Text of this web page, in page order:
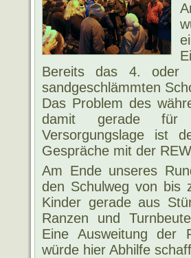
Bereits das 4. oder
sandgeschlämmten
Das Problem des
damit gerade für
Versorgungslage ist
Gespräche mit der
Am Ende unseres
den Schulweg von bis
Kinder gerade aus
Ranzen und
Eine Ausweitung der
würde hier Abhilfe